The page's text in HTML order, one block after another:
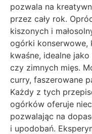
pozwala na
przez cały rok.
kiszonych i
ogórki konserwowe,
kwaśne, idealne
czy zimnych mięs.
curry, faszerowane
Każdy z tych
ogórków oferuje
pozwalając na
i upodobań.